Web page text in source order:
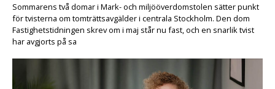
Sommarens två domar i Mark- och miljööverdomstolen sätter punkt
för tvisterna om tomträttsavgälder i centrala Stockholm. Den dom
Fastighetstidningen skrev om i maj står nu fast, och en snarlik tvist
har avgjorts på sa